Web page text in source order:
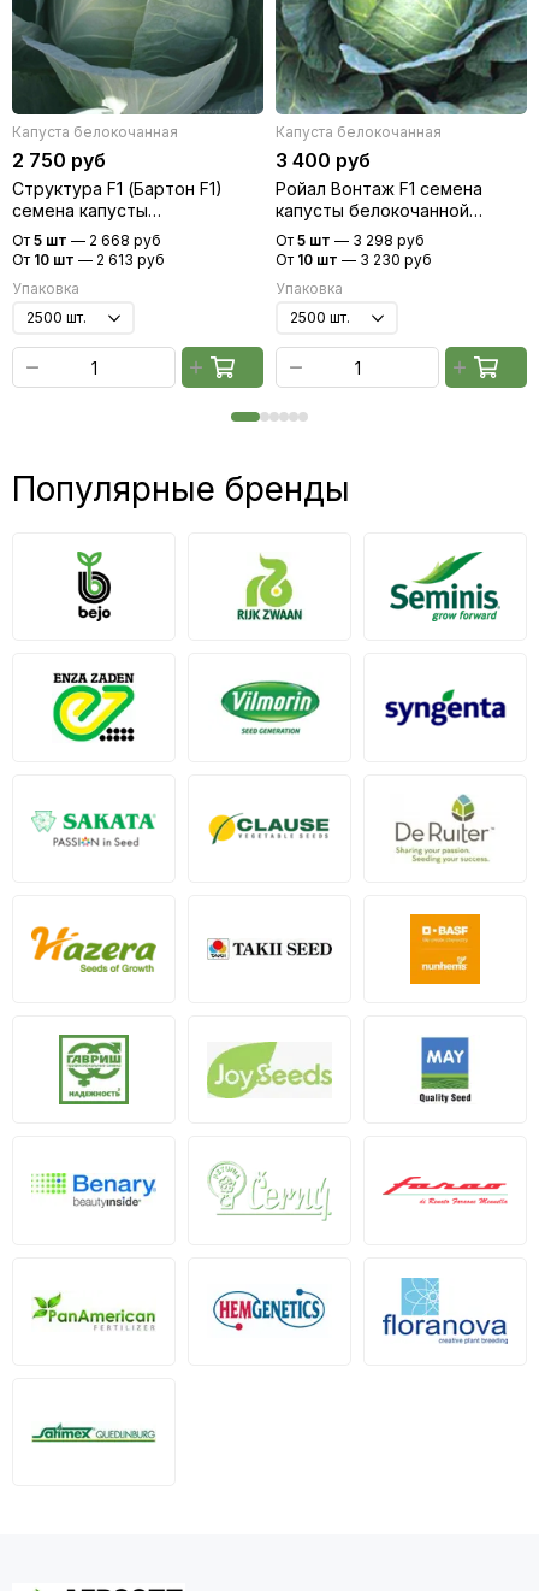
Капуста белокочанная
2 750 руб
Структура F1 (Бартон F1)
семена капусты
белокочанной (Hazera /
Хазера)
От 5 шт — 2 668 руб
От 10 шт — 2 613 руб
Упаковка
Капуста белокочанная
3 400 руб
Ройал Вонтаж F1 семена
капусты белокочанной
(Sakata / Саката)
От 5 шт — 3 298 руб
От 10 шт — 3 230 руб
Упаковка
Популярные бренды